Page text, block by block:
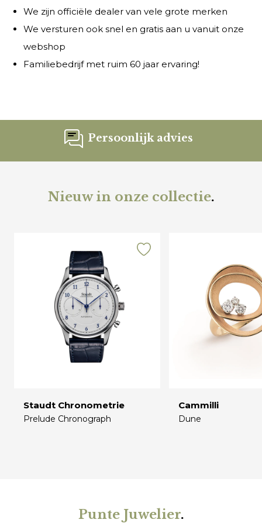
We zijn officiële dealer van vele grote merken
We versturen ook snel en gratis aan u vanuit onze
webshop
Familiebedrijf met ruim 60 jaar ervaring!
Persoonlijk advies
Nieuw in onze collectie.
Staudt Chronometrie
Prelude Chronograph
Cammilli
Dune
Punte Juwelier.